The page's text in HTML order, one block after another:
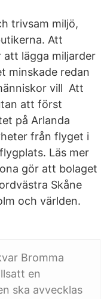
trivsam miljö,
Att
lägga miljarder
minskade redan
vill Att
att först
på Arlanda
från flyget i
Läs mer
gör att bolaget
Skåne
och världen.
Bromma
en
ska avvecklas